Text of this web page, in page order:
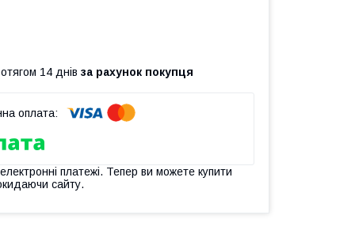
14 днів за рахунок покупця
платежі. Тепер ви можете купити
сайту.